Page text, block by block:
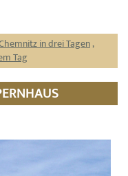
in drei Tagen,
Tag